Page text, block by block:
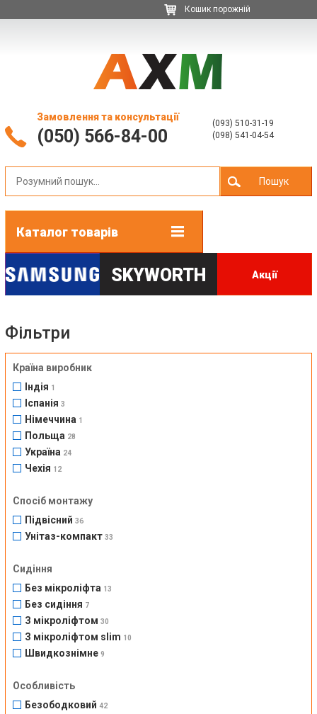
Кошик порожній
Замовлення та консультації
(050) 566-84-00
(093) 510-31-19
(098) 541-04-54
Пошук
Каталог товарів
SKYWORTH Акції
Фільтри
Країна виробник
Індія 1
Іспанія 3
Німеччина 1
Польща 28
Україна 24
Чехія 12
Спосіб монтажу
Підвісний 36
Унітаз-компакт 33
Сидіння
Без мікроліфта 13
Без сидіння 7
З мікроліфтом 30
З мікроліфтом slim 10
Швидкознімне 9
Особливість
Безободковий 42